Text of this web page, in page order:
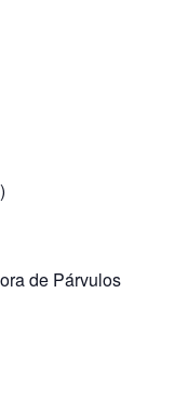
de Párvulos